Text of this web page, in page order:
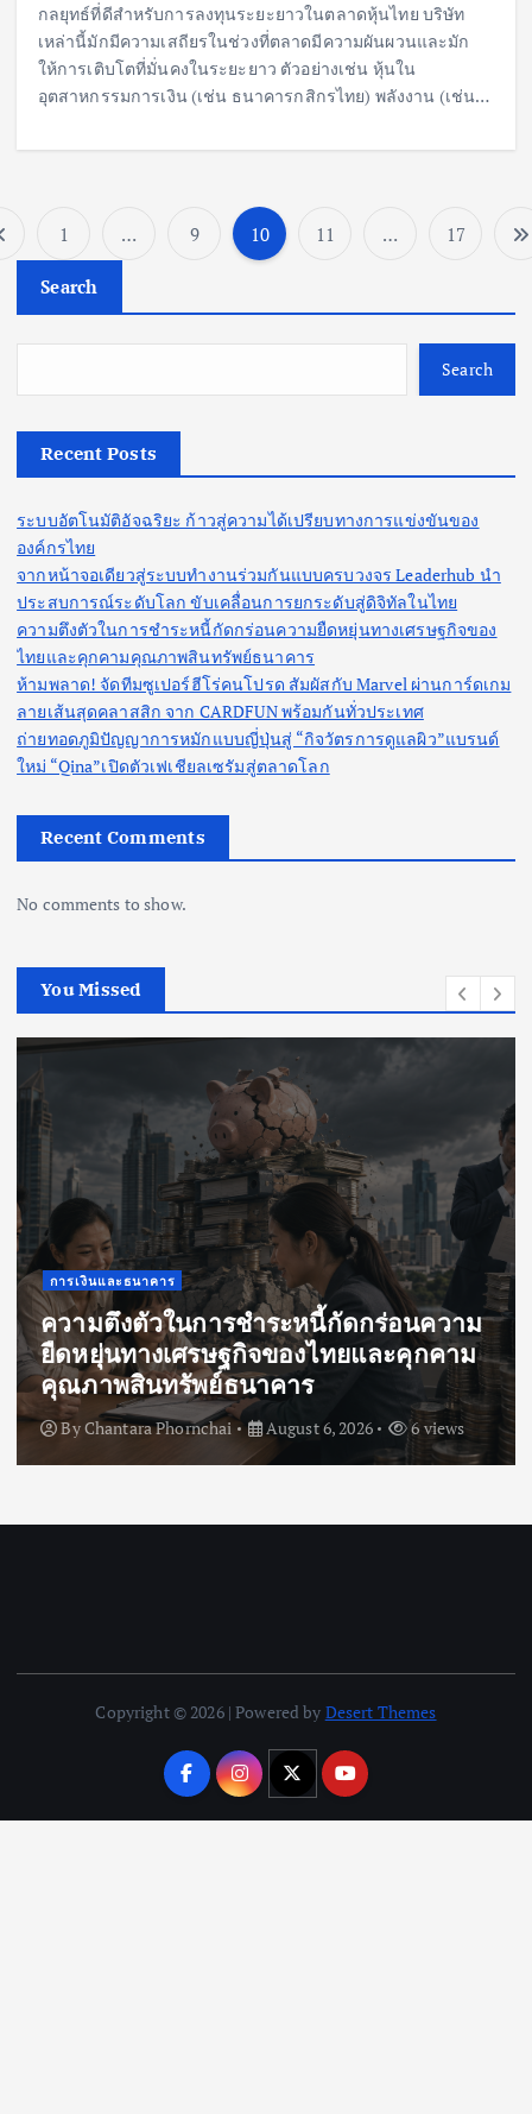
กลยุทธ์ที่ดีสำหรับการลงทุนระยะยาวในตลาดหุ้นไทย บริษัท
เหล่านี้มักมีความเสถียรในช่วงที่ตลาดมีความผันผวนและมัก
ให้การเติบโตที่มั่นคงในระยะยาว ตัวอย่างเช่น หุ้นใน
อุตสาหกรรมการเงิน (เช่น ธนาคารกสิกรไทย) พลังงาน (เช่น…
P
o
s
p
a
g
i
n
a
o
n
1 … 9 10 11 … 17
Search
Search
Recent Posts
ระบบอัตโนมัติอัจฉริยะ ก้าวสู่ความได้เปรียบทางการแข่งขันของ
องค์กรไทย
จากหน้าจอเดียวสู่ระบบทำงานร่วมกันแบบครบวงจร Leaderhub นำ
ประสบการณ์ระดับโลก ขับเคลื่อนการยกระดับสู่ดิจิทัลในไทย
ความตึงตัวในการชำระหนี้กัดกร่อนความยืดหยุ่นทางเศรษฐกิจของ
ไทยและคุกคามคุณภาพสินทรัพย์ธนาคาร
ห้ามพลาด! จัดทีมซูเปอร์ฮีโร่คนโปรด สัมผัสกับ Marvel ผ่านการ์ดเกม
ลายเส้นสุดคลาสสิก จาก CARDFUN พร้อมกันทั่วประเทศ
ถ่ายทอดภูมิปัญญาการหมักแบบญี่ปุ่นสู่ “กิจวัตรการดูแลผิว”แบรนด์
ใหม่ “Qina”เปิดตัวเฟเชียลเซรัมสู่ตลาดโลก
Recent Comments
No comments to show.
You Missed
Press Release
ห้ามพลาด! จัดทีมซูเปอร์ฮีโร่คนโปรด
สัมผัสกับ Marvel ผ่านการ์ดเกมลายเส้น
สุดคลาสสิก จาก CARDFUN พร้อมกันทั่ว
ประเทศ
Byvritimes August 5, 2026 9 views
Copyright © 2026 | Powered by Desert Themes